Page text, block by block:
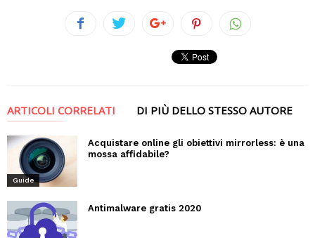
ARTICOLI CORRELATI DI PIÙ DELLO STESSO AUTORE
Guide
Acquistare online gli obiettivi mirrorless: è una
mossa affidabile?
Antimalware gratis 2020